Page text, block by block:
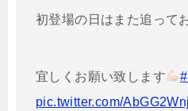
初登場の日はまた追って
宜しくお願い致します
pic.twitter.com/